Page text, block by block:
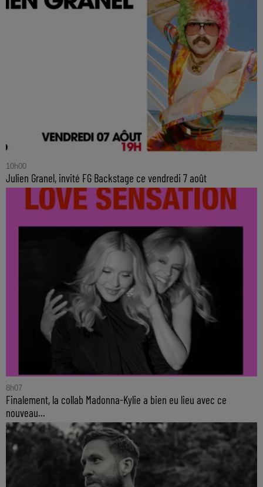
10h00
Julien Granel, invité FG Backstage ce vendredi 7 août
8h07
Finalement, la collab Madonna-Kylie a bien eu lieu avec ce
nouveau...